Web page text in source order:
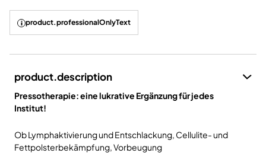
product.professionalOnlyText
product.description
Pressotherapie: eine lukrative Ergänzung für jedes
Institut!
Ob Lymphaktivierung und Entschlackung, Cellulite- und
Fettpolsterbekämpfung, Vorbeugung